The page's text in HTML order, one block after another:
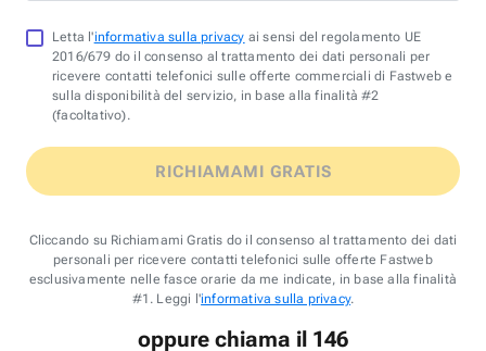
Letta l'informativa sulla privacy ai sensi del regolamento UE
2016/679 do il consenso al trattamento dei dati personali per
ricevere contatti telefonici sulle offerte commerciali di Fastweb e
sulla disponibilità del servizio, in base alla finalità #2
(facoltativo).
RICHIAMAMI GRATIS
Cliccando su Richiamami Gratis do il consenso al trattamento dei dati
personali per ricevere contatti telefonici sulle offerte Fastweb
esclusivamente nelle fasce orarie da me indicate, in base alla finalità
#1. Leggi l'informativa sulla privacy.
oppure chiama il 146